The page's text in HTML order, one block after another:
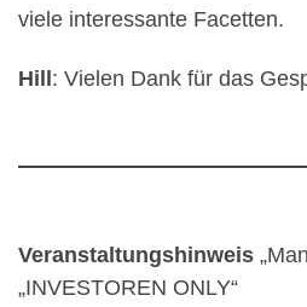
viele interessante Facetten.
Hill : Vielen Dank für das
Veranstaltungshinweis
„INVESTOREN ONLY“